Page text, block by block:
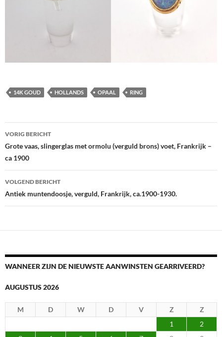
14K GOUD HOLLANDS OPAAL RING
Berichtnavigatie
VORIG BERICHT
Grote vaas, slingerglas met ormolu (verguld brons) voet, Frankrijk –
ca 1900
VOLGEND BERICHT
Antiek muntendoosje, verguld, Frankrijk, ca.1900-1930.
WANNEER ZIJN DE NIEUWSTE AANWINSTEN GEARRIVEERD?
AUGUSTUS 2026
M D W D V Z
Z
1
2